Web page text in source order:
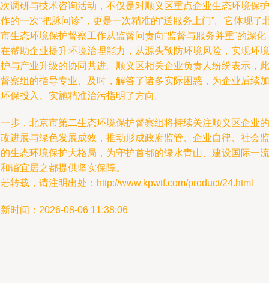
调研与技术咨询活动，不仅是对顺义区重点企业生态环境保护
的一次“把脉问诊”，更是一次精准的“送服务上门”。它体现了
生态环境保护督察工作从监督问责向“监督与服务并重”的深化
帮助企业提升环境治理能力，从源头预防环境风险，实现环境
与产业升级的协同共进。顺义区相关企业负责人纷纷表示，此
察组的指导专业、及时，解答了诸多实际困惑，为企业后续加
保投入、实施精准治污指明了方向。
步，北京市第二生态环境保护督察组将持续关注顺义区企业的
进展与绿色发展成效，推动形成政府监管、企业自律、社会监
生态环境保护大格局，为守护首都的绿水青山、建设国际一流
谐宜居之都提供坚实保障。
转载，请注明出处：http://www.kpwtf.com/product/24.html
时间：2026-08-06 11:38:06